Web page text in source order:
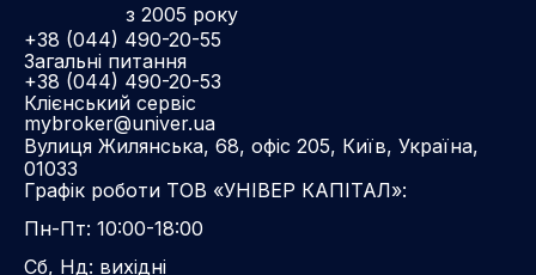
з 2005 року
+38 (044) 490-20-55
Загальні питання
+38 (044) 490-20-53
Клієнський сервіс
mybroker@univer.ua
Вулиця Жилянська, 68, офіс 205, Київ, Україна,
01033
Графік роботи ТОВ «УНІВЕР КАПІТАЛ»:
Пн-Пт: 10:00-18:00
Сб, Нд: вихідні